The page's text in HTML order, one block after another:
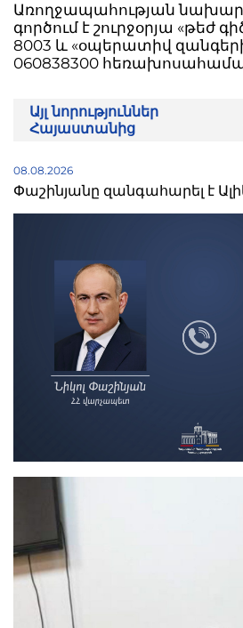
Առողջապահության
գործում է շուրջօրյա «թեժ
8003 և «օպերատիվ
060838300
Այլ նորություններ
Հայաստանից
08.08.2026
Փաշինյանը զանգահարել է